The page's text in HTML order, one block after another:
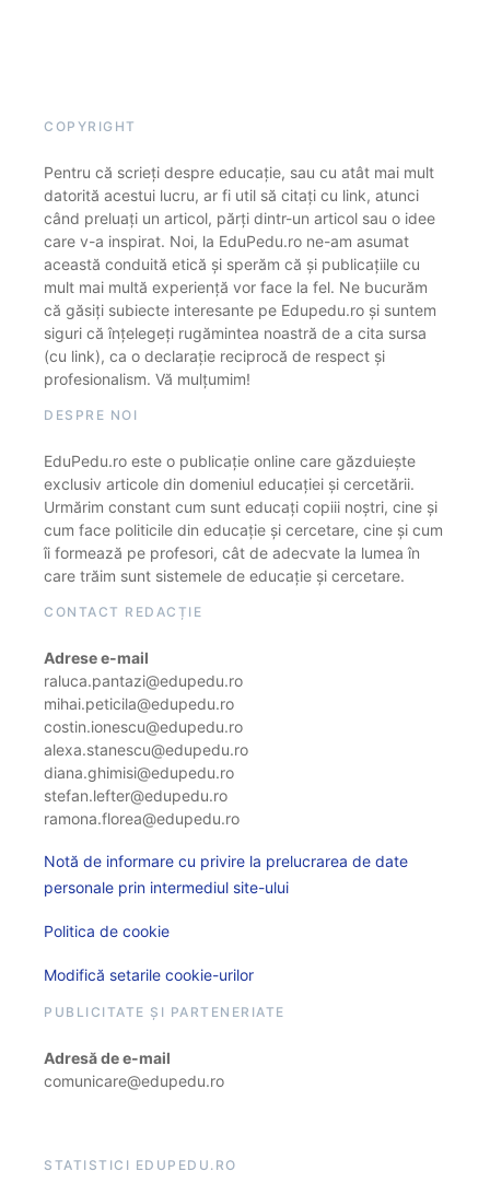
COPYRIGHT
Pentru că scrieți despre educație, sau cu atât mai mult
datorită acestui lucru, ar fi util să citați cu link, atunci
când preluați un articol, părți dintr-un articol sau o idee
care v-a inspirat. Noi, la EduPedu.ro ne-am asumat
această conduită etică și sperăm că și publicațiile cu
mult mai multă experiență vor face la fel. Ne bucurăm
că găsiți subiecte interesante pe Edupedu.ro și suntem
siguri că înțelegeți rugămintea noastră de a cita sursa
(cu link), ca o declarație reciprocă de respect și
profesionalism. Vă mulțumim!
DESPRE NOI
EduPedu.ro este o publicație online care găzduiește
exclusiv articole din domeniul educației și cercetării.
Urmărim constant cum sunt educați copiii noștri, cine și
cum face politicile din educație și cercetare, cine și cum
îi formează pe profesori, cât de adecvate la lumea în
care trăim sunt sistemele de educație și cercetare.
CONTACT REDACȚIE
Adrese e-mail
raluca.pantazi@edupedu.ro
mihai.peticila@edupedu.ro
costin.ionescu@edupedu.ro
alexa.stanescu@edupedu.ro
diana.ghimisi@edupedu.ro
stefan.lefter@edupedu.ro
ramona.florea@edupedu.ro
Notă de informare cu privire la prelucrarea de date
personale prin intermediul site-ului
Politica de cookie
Modifică setarile cookie-urilor
PUBLICITATE ȘI PARTENERIATE
Adresă de e-mail
comunicare@edupedu.ro
STATISTICI EDUPEDU.RO